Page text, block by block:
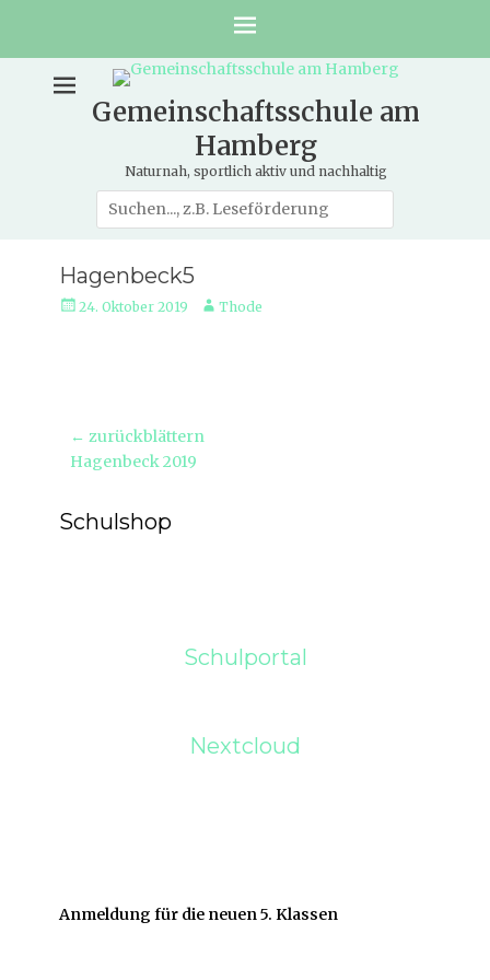
Gemeinschaftsschule am
Hamberg
Naturnah, sportlich aktiv und nachhaltig
Suche
nach:
Hagenbeck5
Veröffentlicht
24. Oktober 2019 AutorThode
Beitragsnavigation
← zurückblättern
Vorheriger
Hagenbeck 2019
Schulshop
Schulportal
Nextcloud
Anmeldung für die neuen 5. Klassen